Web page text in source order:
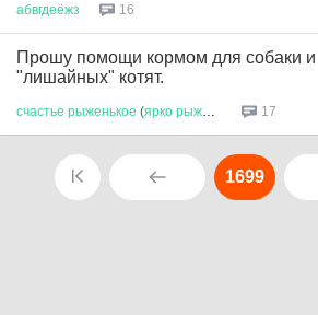
абвгдеёжз 16
Прошу помощи кормом для собаки и
"лишайных" котят.
счастье рыженькое (ярко рыжее 17
1699